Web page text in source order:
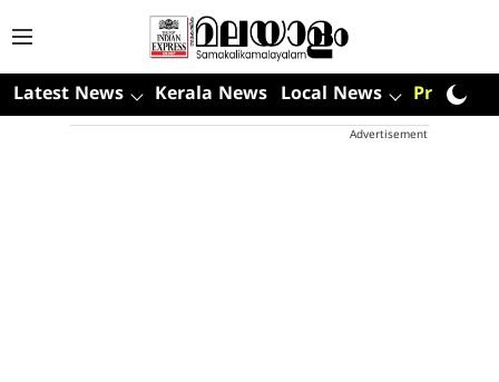
Latest News Kerala News Local News Premium
Advertisement